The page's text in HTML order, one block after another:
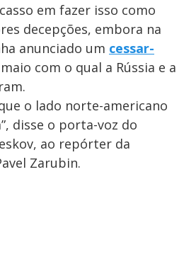
em fazer isso como
decepções, embora na
anunciado um cessar-
com o qual a Rússia e a
o lado norte-americano
disse o porta-voz do
ao repórter da
Zarubin.